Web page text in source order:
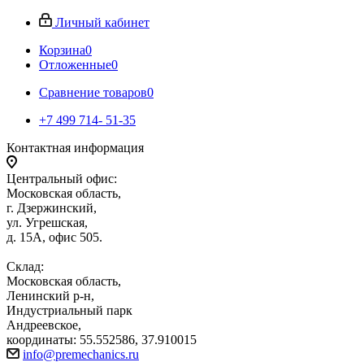
Личный кабинет
Корзина0
Отложенные0
Сравнение товаров0
+7 499 714- 51-35
Контактная информация
Центральный офис:
Московская область,
г. Дзержинский,
ул. Угрешская,
д. 15А, офис 505.
Склад:
Московская область,
Ленинский р-н,
Индустриальный парк
Андреевское,
координаты: 55.552586, 37.910015
info@premechanics.ru